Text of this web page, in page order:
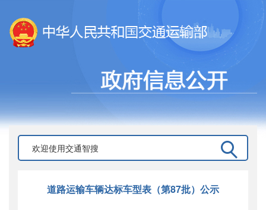
道路运输车辆达标车型表（第87批）公示